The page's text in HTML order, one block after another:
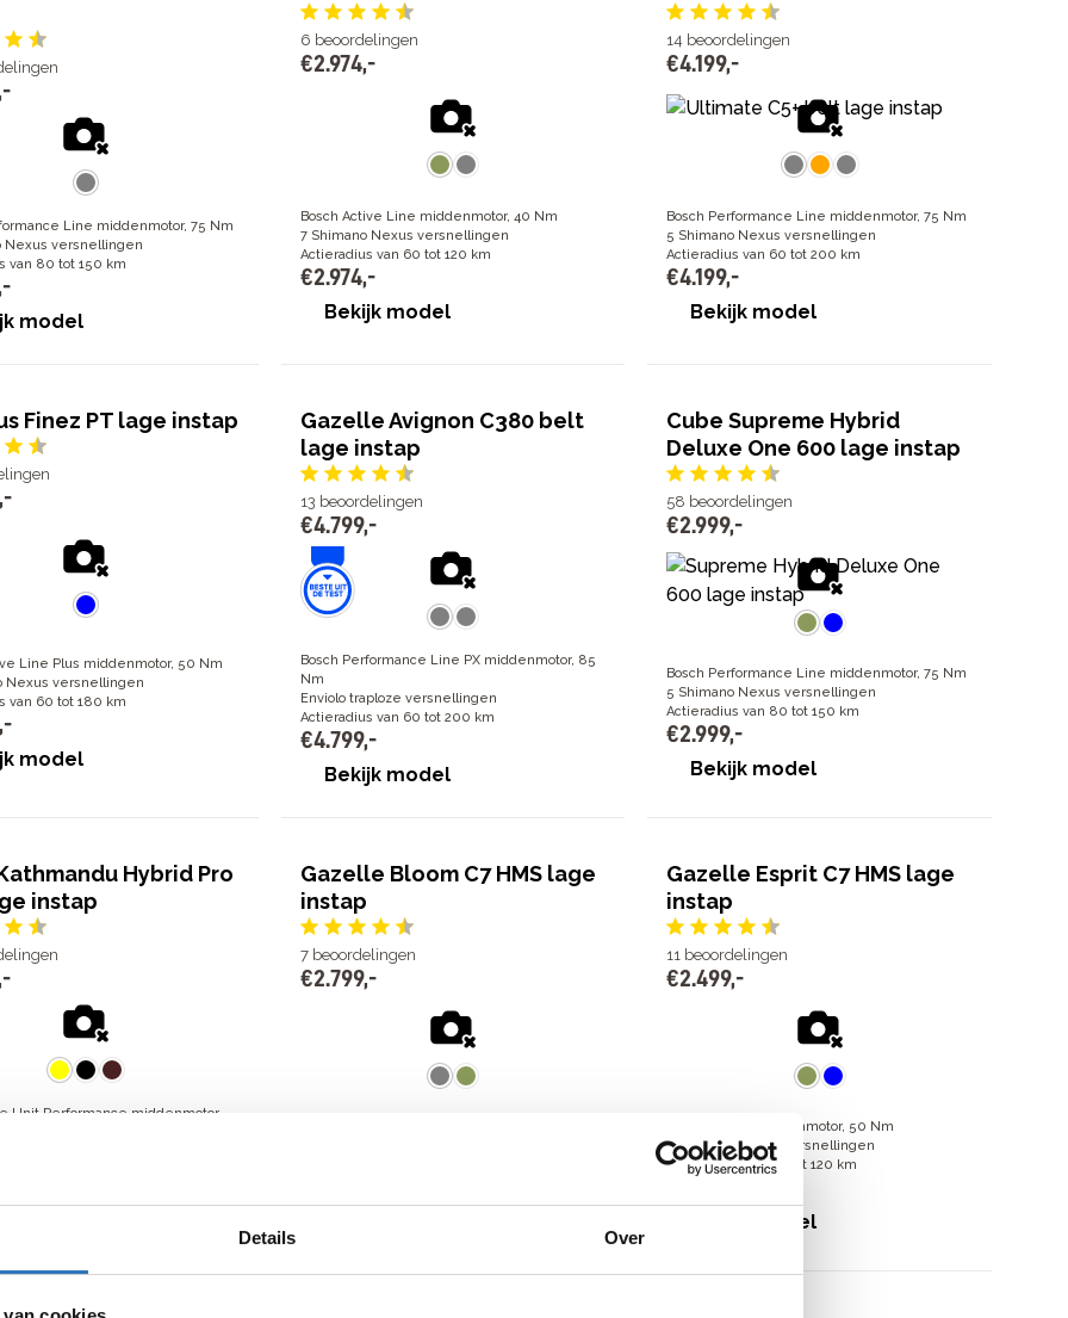
Details Over
-
Line middenmotor, 75 Nm
Nexus versnellingen
van 80 tot 150 km
-
model
6 beoordelingen
€2.974,-
Bosch Active Line middenmotor, 40 Nm
7 Shimano Nexus versnellingen
Actieradius van 60 tot 120 km
€2.974,-
Bekijk model
14 beoordelingen
€4.199,-
Bosch Performance Line middenmotor, 75 Nm
5 Shimano Nexus versnellingen
Actieradius van 60 tot 200 km
€4.199,-
Bekijk model
Finez PT lage instap
,-
Line Plus middenmotor, 50 Nm
Nexus versnellingen
van 60 tot 180 km
,-
model
Gazelle Avignon C380 belt
lage instap
13 beoordelingen
€4.799,-
Bosch Performance Line PX middenmotor, 85
Nm
Enviolo traploze versnellingen
Actieradius van 60 tot 200 km
€4.799,-
Bekijk model
Cube Supreme Hybrid
Deluxe One 600 lage instap
58 beoordelingen
€2.999,-
Bosch Performance Line middenmotor, 75 Nm
5 Shimano Nexus versnellingen
Actieradius van 80 tot 150 km
€2.999,-
Bekijk model
Hybrid Pro
instap
-
Unit Performance middenmotor
Gazelle Bloom C7 HMS lage
instap
7 beoordelingen
€2.799,-
Gazelle Esprit C7 HMS lage
instap
11 beoordelingen
€2.499,-
Shimano EP5 middenmotor, 50 Nm
7 Shimano Nexus versnellingen
Actieradius van 50 tot 120 km
Bekijk model